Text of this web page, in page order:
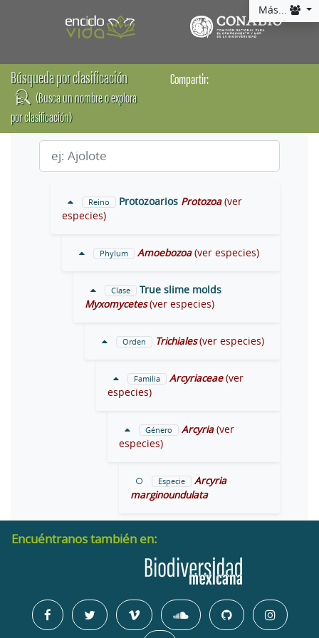
Más...
Búsqueda por clasificación
(Busca un nombre o explora
por clasificación)
Compartir:
Reino Protozoarios Protozoa (ver
especies)
Phylum Amoebozoa (ver especies)
Clase
True slime molds
Myxomycetes (ver especies)
Orden Trichiales (ver especies)
Familia Arcyriaceae (ver
especies)
Género Arcyria (ver
especies)
Especie
Arcyria
marginoundulata
Encuéntranos también en: